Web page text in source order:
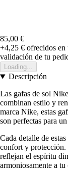
85,00 €
+4,25 € ofrecidos
validación de tu
Loading...
Descripción
Las gafas de sol
combinan estilo y
marca Nike, estas
son perfectas para
Cada detalle de
confort y protección.
reflejan el espíritu
armoniosamente a tu